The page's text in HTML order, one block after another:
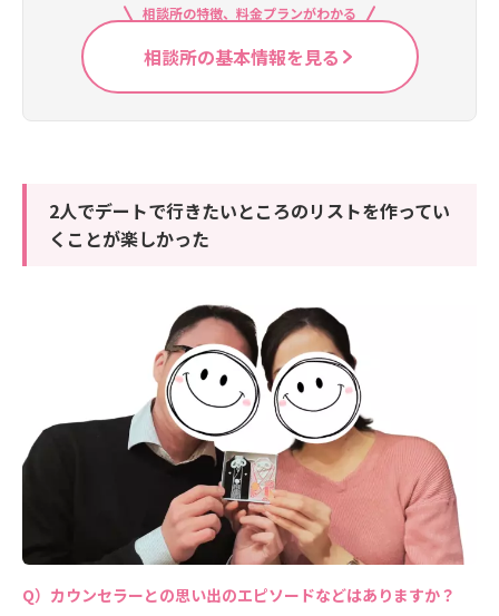
相談所の特徴、料金プランがわかる
相談所の基本情報を見る
2人でデートで行きたいところのリストを作ってい
くことが楽しかった
カウンセラーとの思い出のエピソードなどはありますか？